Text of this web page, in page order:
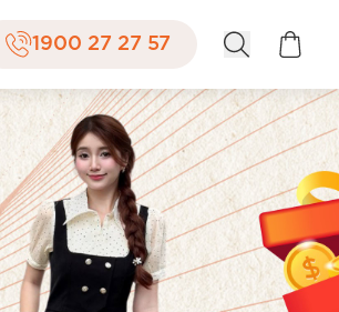
1900 27 27 57